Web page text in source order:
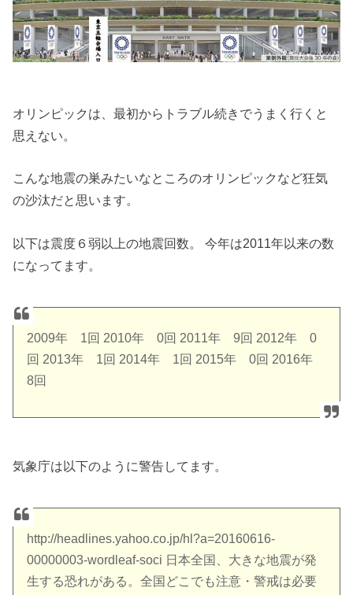
オリンピックは、最初からトラブル続きでうまく行くと
思えない。
こんな地震の巣みたいなところのオリンピックなど狂気
の沙汰だと思います。
以下は震度６弱以上の地震回数。 今年は2011年以来の数
になってます。
2009年 1回 2010年 0回 2011年 9回 2012年 0
回 2013年 1回 2014年 1回 2015年 0回 2016年
8回
気象庁は以下のように警告してます。
http://headlines.yahoo.co.jp/hl?a=20160616-
00000003-wordleaf-soci 日本全国、大きな地震が発
生する恐れがある。全国どこでも注意・警戒は必要